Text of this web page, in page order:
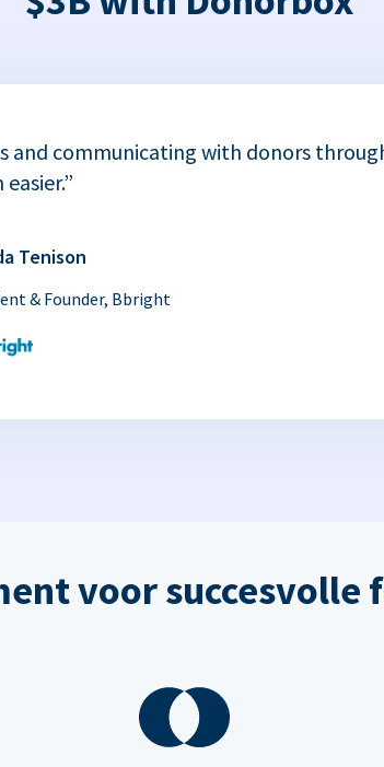
and communicating with donors
Tenison
& Founder, Bbright
voor succesvolle